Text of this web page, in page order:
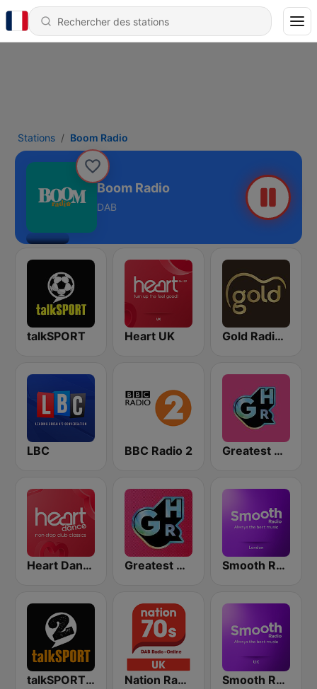
Stations Boom Radio
Boom Radio
DAB
talkSPORT Heart UK Gold Radio UK
LBC BBC Radio 2 Greatest Hits Radio South Coast
Heart Dance Greatest Hits Radio Smooth Radio London
talkSPORT 2 Nation Radio 70s Smooth Radio UK